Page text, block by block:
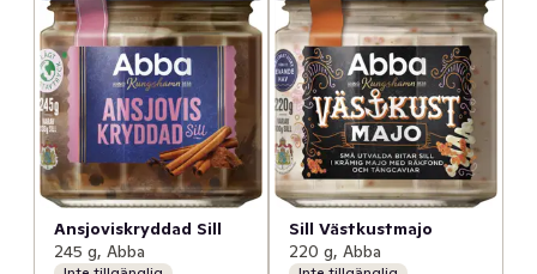
Ansjoviskryddad Sill
245 g, Abba
Sill Västkustmajo
220 g, Abba